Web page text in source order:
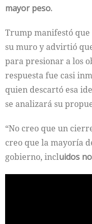
mayor peso.
Trump manifestó
su muro y advirtió
para presionar a los
respuesta fue casi
quien descartó esa
se analizará su
“No creo que un
creo que la mayoría
gobierno, incluidos